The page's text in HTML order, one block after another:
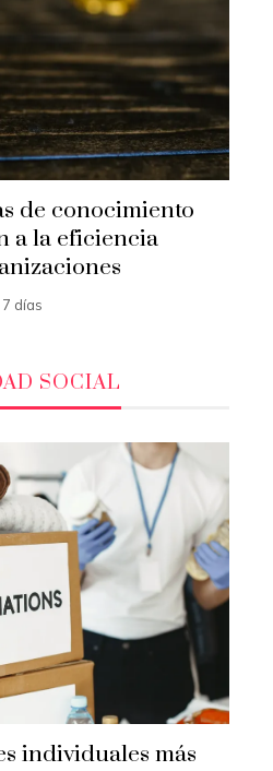
de conocimiento
a la eficiencia
días
SOCIAL
individuales más